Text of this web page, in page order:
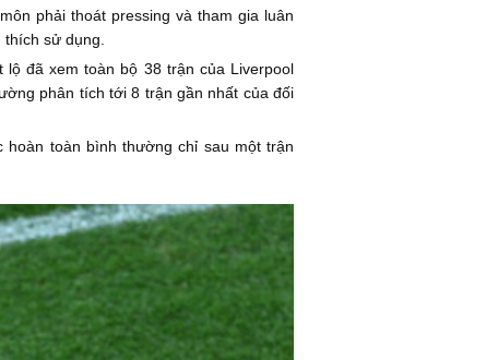
phải thoát pressing và tham gia luân
sử dụng.
đã xem toàn bộ 38 trận của Liverpool
phân tích tới 8 trận gần nhất của đối
hoàn toàn bình thường chỉ sau một trận